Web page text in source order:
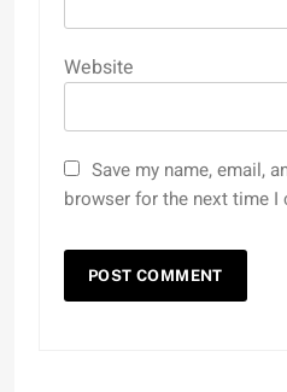
Website
Save my name, email,
browser for the next time I